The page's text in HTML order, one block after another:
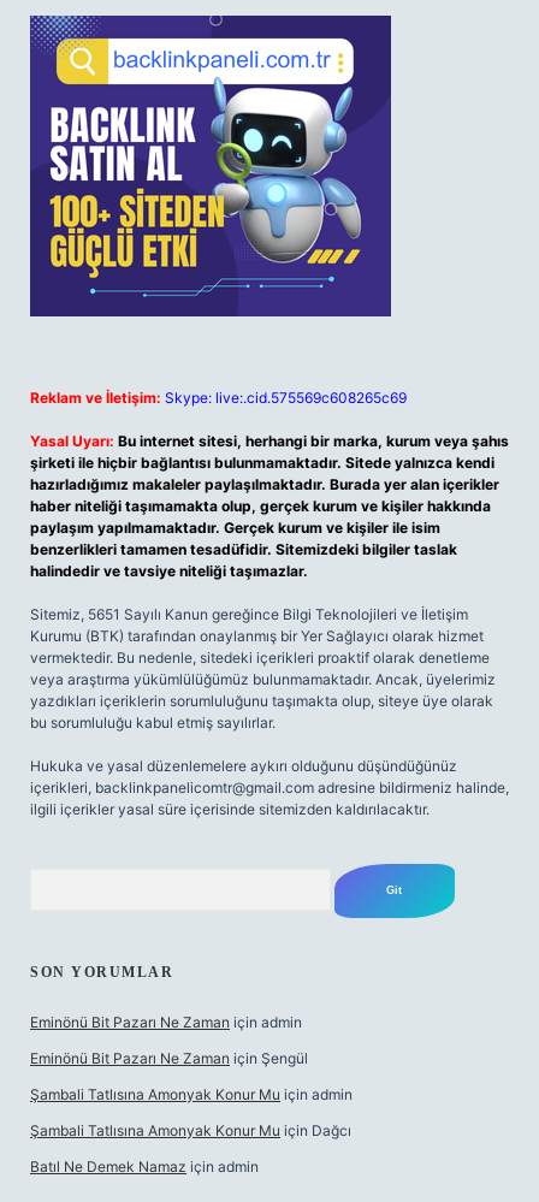
Reklam ve İletişim: Skype: live:.cid.575569c608265c69
Yasal Uyarı: Bu internet sitesi, herhangi bir marka, kurum veya şahıs
şirketi ile hiçbir bağlantısı bulunmamaktadır. Sitede yalnızca kendi
hazırladığımız makaleler paylaşılmaktadır. Burada yer alan içerikler
haber niteliği taşımamakta olup, gerçek kurum ve kişiler hakkında
paylaşım yapılmamaktadır. Gerçek kurum ve kişiler ile isim
benzerlikleri tamamen tesadüfidir. Sitemizdeki bilgiler taslak
halindedir ve tavsiye niteliği taşımazlar.
Sitemiz, 5651 Sayılı Kanun gereğince Bilgi Teknolojileri ve İletişim
Kurumu (BTK) tarafından onaylanmış bir Yer Sağlayıcı olarak hizmet
vermektedir. Bu nedenle, sitedeki içerikleri proaktif olarak denetleme
veya araştırma yükümlülüğümüz bulunmamaktadır. Ancak, üyelerimiz
yazdıkları içeriklerin sorumluluğunu taşımakta olup, siteye üye olarak
bu sorumluluğu kabul etmiş sayılırlar.
Hukuka ve yasal düzenlemelere aykırı olduğunu düşündüğünüz
içerikleri, backlinkpanelicomtr@gmail.com adresine bildirmeniz halinde,
ilgili içerikler yasal süre içerisinde sitemizden kaldırılacaktır.
SON YORUMLAR
Eminönü Bit Pazarı Ne Zaman için admin
Eminönü Bit Pazarı Ne Zaman için Şengül
Şambali Tatlısına Amonyak Konur Mu için admin
Şambali Tatlısına Amonyak Konur Mu için Dağcı
Batıl Ne Demek Namaz için admin